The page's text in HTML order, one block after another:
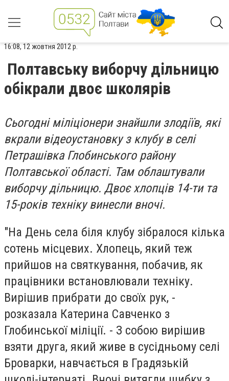
16:08, 12 жовтня 2012 р.
Полтавську виборчу дільницю
обікрали двоє школярів
Сьогодні міліціонери знайшли злодіїв, які
вкрали відеоустановку з клубу в селі
Петрашівка Глобинського району
Полтавської області. Там облаштували
виборчу дільницю. Двоє хлопців 14-ти та
15-років техніку винесли вночі.
"На День села біля клубу зібралося кілька
сотень місцевих. Хлопець, який теж
прийшов на святкування, побачив, як
працівники встановлювали техніку.
Вирішив прибрати до своїх рук, -
розказала Катерина Савченко з
Глобинської міліції. - З собою вирішив
взяти друга, який живе в сусідньому селі
Броварки, навчається в Градязькій